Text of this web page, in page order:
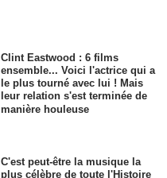
Clint Eastwood : 6 films
ensemble... Voici l'actrice qui a
le plus tourné avec lui ! Mais
leur relation s'est terminée de
manière houleuse
C'est peut-être la musique la
plus célèbre de toute l'Histoire